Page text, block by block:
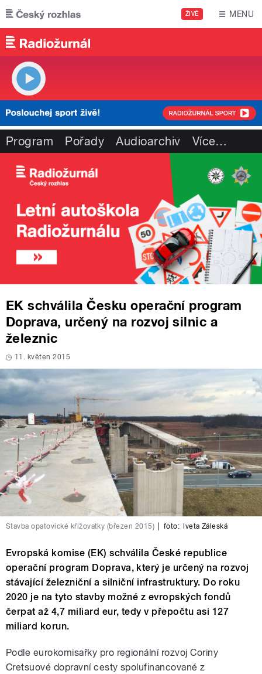
Přejít k hlavnímu obsahu
ŽIVĚ MENU
Program Pořady Audioarchiv Více…
EK schválila Česku operační program
Doprava, určený na rozvoj silnic a
železnic
11. květen 2015
Stavba opatovické křižovatky (březen 2015) foto: Iveta Záleská
Evropská komise (EK) schválila České republice
operační program Doprava, který je určený na rozvoj
stávající železniční a silniční infrastruktury. Do roku
2020 je na tyto stavby možné z evropských fondů
čerpat až 4,7 miliard eur, tedy v přepočtu asi 127
miliard korun.
Podle eurokomisařky pro regionální rozvoj Coriny
Cretsuové dopravní cesty spolufinancované z